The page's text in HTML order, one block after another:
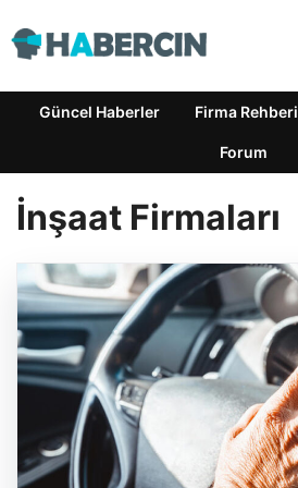
Güncel Haberler Firma Rehberi
Forum
İnşaat Firmaları